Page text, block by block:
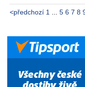
<předchozí 1 ... 5 6 7 8